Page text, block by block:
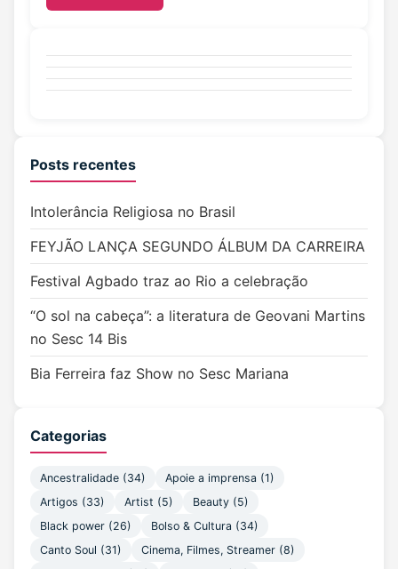
Posts recentes
Intolerância Religiosa no Brasil
FEYJÃO LANÇA SEGUNDO ÁLBUM DA CARREIRA
Festival Agbado traz ao Rio a celebração
“O sol na cabeça”: a literatura de Geovani Martins
no Sesc 14 Bis
Bia Ferreira faz Show no Sesc Mariana
Categorias
Ancestralidade (34) Apoie a imprensa (1)
Artigos (33) Artist (5) Beauty (5)
Black power (26) Bolso & Cultura (34)
Canto Soul (31) Cinema, Filmes, Streamer (8)